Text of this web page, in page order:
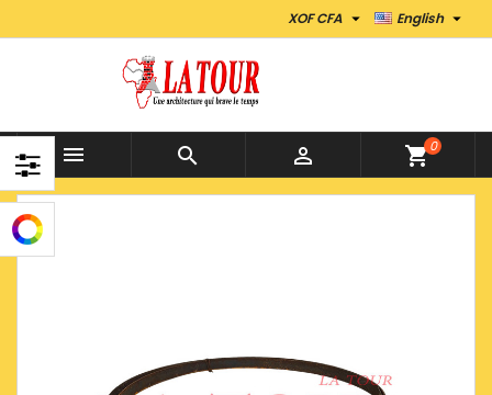
English 
XOF CFA 
   shopping_cart0